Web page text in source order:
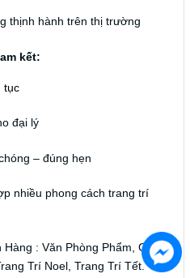
thịnh hành trên thị trường
kết:
tục
đại lý
– đúng hẹn
nhiều phong cách trang trí
: Văn Phòng Phẩm, Cây
Trí Noel, Trang Trí Tết.